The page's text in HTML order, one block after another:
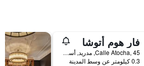
فار هوم أتوشا
Calle Atocha, 45, مدريد, أسبانيا
0.3 كيلومتر عن وسط المدينة